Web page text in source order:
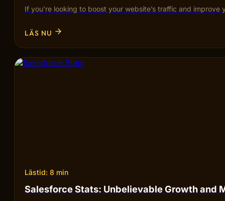
If you’re looking to boost your website’s traffic and
LÄS NU
Lästid: 8 min
Salesforce Stats: Unbelievable Growth and